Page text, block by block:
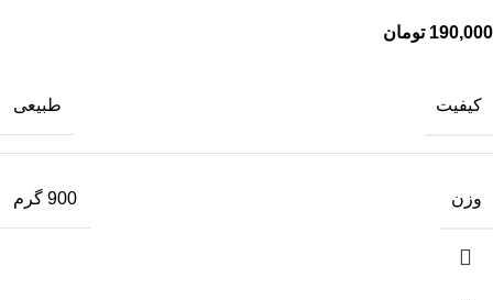
190,000 تومان
کیفیت طبیعی
وزن 900 گرم